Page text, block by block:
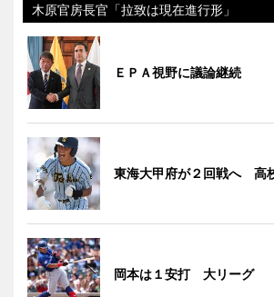
木原官房長官「拉致は現在進行形」
ＥＰＡ視野に議論継続
東海大甲府が２回戦へ 高
岡本は１安打 大リーグ